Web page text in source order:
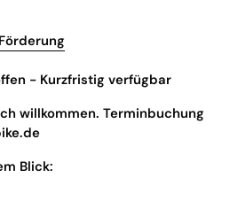
Förderung
- Kurzfristig verfügbar
willkommen. Terminbuchung
Blick: